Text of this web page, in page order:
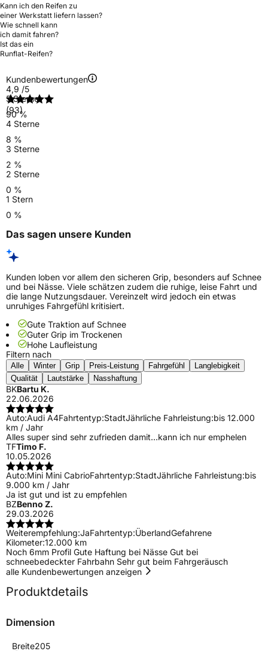
Kann ich den Reifen zu
einer Werkstatt liefern lassen?
Wie schnell kann
ich damit fahren?
Ist das ein
Runflat-Reifen?
Kundenbewertungen
4,9 /5
(93)
5 Sterne
90 %
4 Sterne
8 %
3 Sterne
2 %
2 Sterne
0 %
1 Stern
0 %
Das sagen unsere Kunden
Kunden loben vor allem den sicheren Grip, besonders auf Schnee
und bei Nässe. Viele schätzen zudem die ruhige, leise Fahrt und
die lange Nutzungsdauer. Vereinzelt wird jedoch ein etwas
unruhiges Fahrgefühl kritisiert.
Gute Traktion auf Schnee
Guter Grip im Trockenen
Hohe Laufleistung
Filtern nach
Alle Winter Grip Preis-Leistung Fahrgefühl
Langlebigkeit
Qualität
Lautstärke Nasshaftung
BKBartu K.
22.06.2026
Auto:Audi A4Fahrtentyp:StadtJährliche Fahrleistung:bis 12.000
km / Jahr
Alles super sind sehr zufrieden damit...kann ich nur emphelen
TFTimo F.
10.05.2026
Auto:Mini Mini CabrioFahrtentyp:StadtJährliche Fahrleistung:bis
9.000 km / Jahr
Ja ist gut und ist zu empfehlen
BZBenno Z.
29.03.2026
Weiterempfehlung:JaFahrtentyp:ÜberlandGefahrene
Kilometer:12.000 km
Noch 6mm Profil Gute Haftung bei Nässe Gut bei
schneebedeckter Fahrbahn Sehr gut beim Fahrgeräusch
alle Kundenbewertungen anzeigen
Produktdetails
Dimension
Breite205